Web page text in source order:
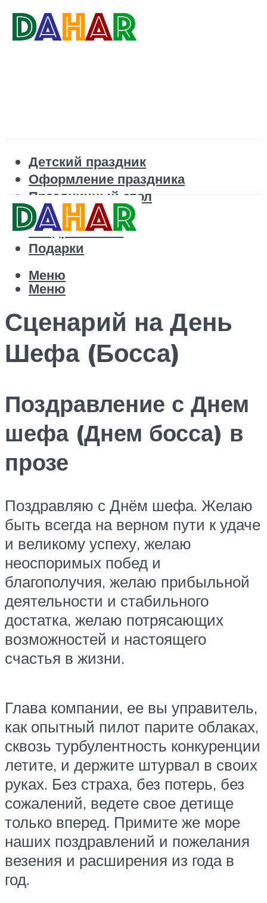
Детский праздник
Оформление праздника
Праздничный стол
Корпоратив
Поздравления
Подарки
Меню
Меню
Сценарий на День
Шефа (Босса)
Поздравление с Днем
шефа (Днем босса) в
прозе
Поздравляю с Днём шефа. Желаю
быть всегда на верном пути к удаче
и великому успеху, желаю
неоспоримых побед и
благополучия, желаю прибыльной
деятельности и стабильного
достатка, желаю потрясающих
возможностей и настоящего
счастья в жизни.
Глава компании, ее вы управитель,
как опытный пилот парите облаках,
сквозь турбулентность конкуренции
летите, и держите штурвал в своих
руках. Без страха, без потерь, без
сожалений, ведете свое детище
только вперед. Примите же море
наших поздравлений и пожелания
везения и расширения из года в
год.